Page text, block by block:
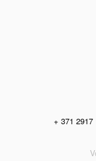
+ 371 2917